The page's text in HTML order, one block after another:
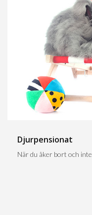
Djurpensionat
När du åker bort och